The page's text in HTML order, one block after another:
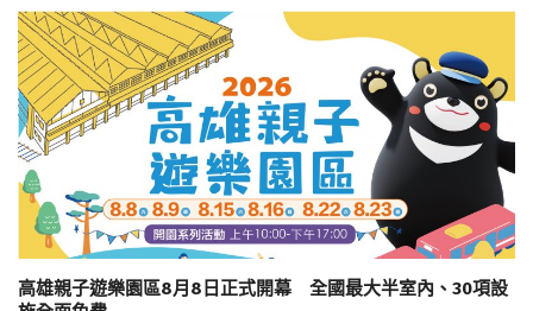
高雄親子遊樂園區8月8日正式開幕 全國最大半室內、30項設